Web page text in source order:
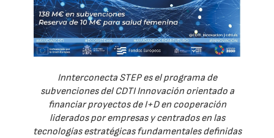
Innterconecta STEP es el programa de
subvenciones del CDTI Innovación orientado a
financiar proyectos de I+D en cooperación
liderados por empresas y centrados en las
tecnologías estratégicas fundamentales definidas